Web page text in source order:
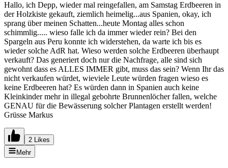
Hallo, ich Depp, wieder mal reingefallen, am Samstag Erdbeeren in
der Holzkiste gekauft, ziemlich heimelig...aus Spanien, okay, ich
sprang über meinen Schatten...heute Montag alles schon
schimmlig..... wieso falle ich da immer wieder rein? Bei den
Spargeln aus Peru konnte ich widerstehen, da warte ich bis es
wieder solche AdR hat. Wieso werden solche Erdbeeren überhaupt
verkauft? Das generiert doch nur die Nachfrage, alle sind sich
gewohnt dass es ALLES IMMER gibt, muss das sein? Wenn Ihr das
nicht verkaufen würdet, wieviele Leute würden fragen wieso es
keine Erdbeeren hat? Es würden dann in Spanien auch keine
Kleinkinder mehr in illegal gebohrte Brunnenlöcher fallen, welche
GENAU für die Bewässerung solcher Plantagen erstellt werden!
Grüsse Markus
2 Likes
Mehr